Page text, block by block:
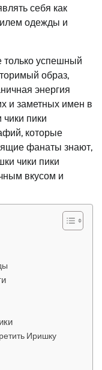
себя как
одежды и
только успешный
образ,
энергия
и заметных имен в
пики
которые
фанаты знают,
чики пики
вкусом и
Иришку